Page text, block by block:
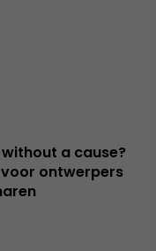
a cause?
ontwerpers